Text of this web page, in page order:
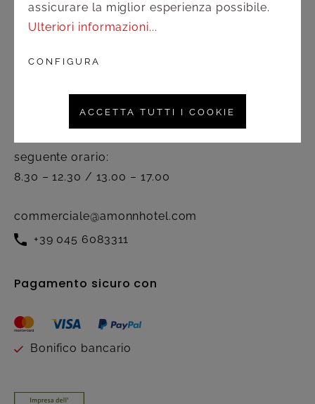
Diritto di recesso
Contatto
Servizio clienti
seguente orario:
8.30 – 12.30 / 13.00 – 17.00
commerciale@amonnhotel.com
+39 045 6083311
Pagamento sicuro con
Bonifico bancario
assicurare la miglior esperienza possibile.
Ulteriori informazioni...
CONFIGURA
ACCETTA TUTTI I COOKIE